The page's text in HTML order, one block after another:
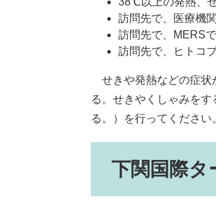
訪問先で、医療機
訪問先で、MERS
訪問先で、ヒトコ
せきや発熱などの症状
る。せきやくしゃみを
る。）を行ってください
下関国際タ